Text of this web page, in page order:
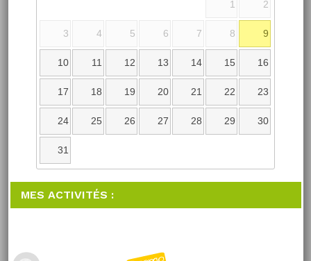
1 2
3 4 5 6 7 8 9
10 11 12 13 14 15 16
17 18 19 20 21 22 23
24 25 26 27 28 29 30
31
MES ACTIVITÉS :